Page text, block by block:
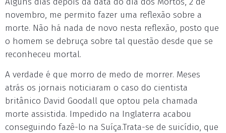
novembro, me permito fazer uma reflexão sobre a
morte. Não há nada de novo nesta reflexão, posto que
o homem se debruça sobre tal questão desde que se
reconheceu mortal.
A verdade é que morro de medo de morrer. Meses
atrás os jornais noticiaram o caso do cientista
britânico David Goodall que optou pela chamada
morte assistida. Impedido na Inglaterra acabou
conseguindo fazê-lo na Suíça.Trata-se de suicídio, que